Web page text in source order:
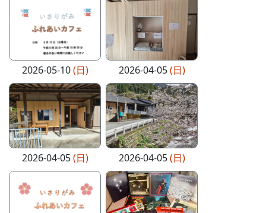
2026-05-10(日) 2026-04-05(日)
2026-04-05(日) 2026-04-05(日)